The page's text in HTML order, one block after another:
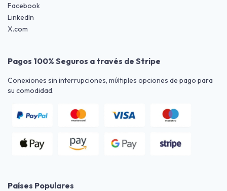
Facebook
LinkedIn
X.com
Pagos 100% Seguros a través de Stripe
Conexiones sin interrupciones, múltiples opciones de pago para
su comodidad.
Países Populares